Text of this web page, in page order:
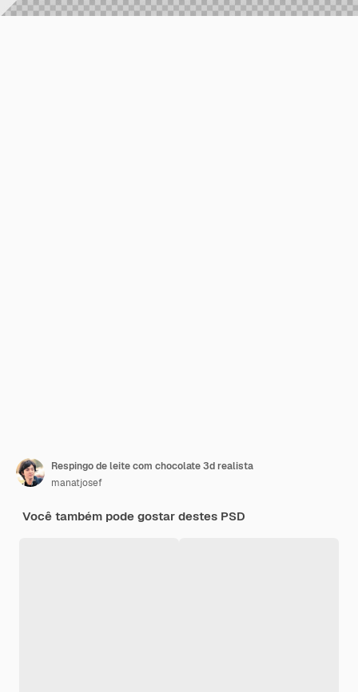
Respingo de leite com chocolate 3d realista
manatjosef
Você também pode gostar destes PSD